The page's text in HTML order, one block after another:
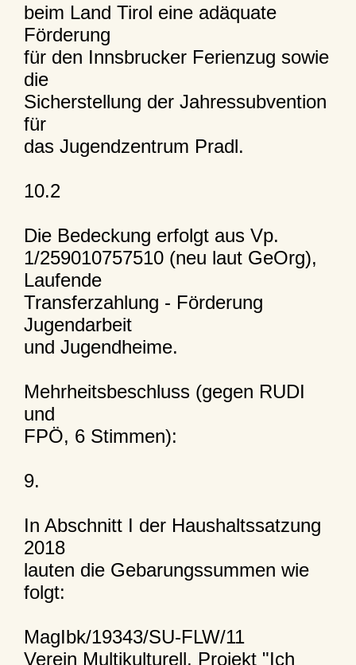
beim Land Tirol eine adäquate
Förderung
für den Innsbrucker Ferienzug sowie
die
Sicherstellung der Jahressubvention
für
das Jugendzentrum Pradl.
10.2
Die Bedeckung erfolgt aus Vp.
1/259010757510 (neu laut GeOrg),
Laufende
Transferzahlung - Förderung
Jugendarbeit
und Jugendheime.
Mehrheitsbeschluss (gegen RUDI
und
FPÖ, 6 Stimmen):
9.
In Abschnitt I der Haushaltssatzung
2018
lauten die Gebarungssummen wie
folgt:
MagIbk/19343/SU-FLW/11
Verein Multikulturell, Projekt "Ich